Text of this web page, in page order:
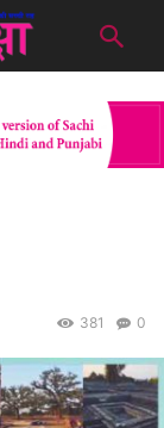
0
381